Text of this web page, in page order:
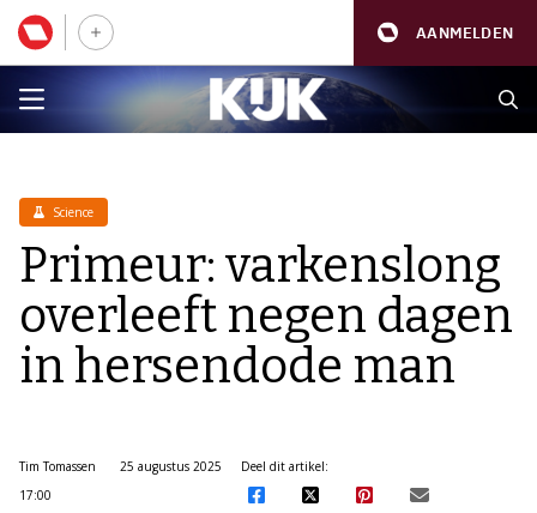
AANMELDEN
Science
Primeur: varkenslong
overleeft negen dagen
in hersendode man
Tim Tomassen
25 augustus 2025
17:00
Deel dit artikel: